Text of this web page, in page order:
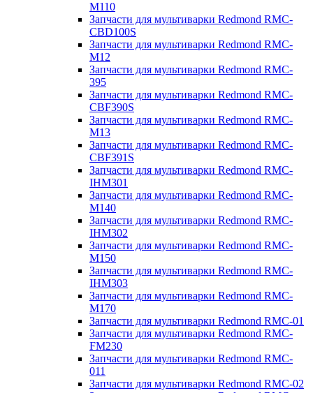
M110
Запчасти для мультиварки Redmond RMC-
CBD100S
Запчасти для мультиварки Redmond RMC-
M12
Запчасти для мультиварки Redmond RMC-
395
Запчасти для мультиварки Redmond RMC-
CBF390S
Запчасти для мультиварки Redmond RMC-
M13
Запчасти для мультиварки Redmond RMC-
CBF391S
Запчасти для мультиварки Redmond RMC-
IHM301
Запчасти для мультиварки Redmond RMC-
M140
Запчасти для мультиварки Redmond RMC-
IHM302
Запчасти для мультиварки Redmond RMC-
M150
Запчасти для мультиварки Redmond RMC-
IHM303
Запчасти для мультиварки Redmond RMC-
M170
Запчасти для мультиварки Redmond RMC-01
Запчасти для мультиварки Redmond RMC-
FM230
Запчасти для мультиварки Redmond RMC-
011
Запчасти для мультиварки Redmond RMC-02